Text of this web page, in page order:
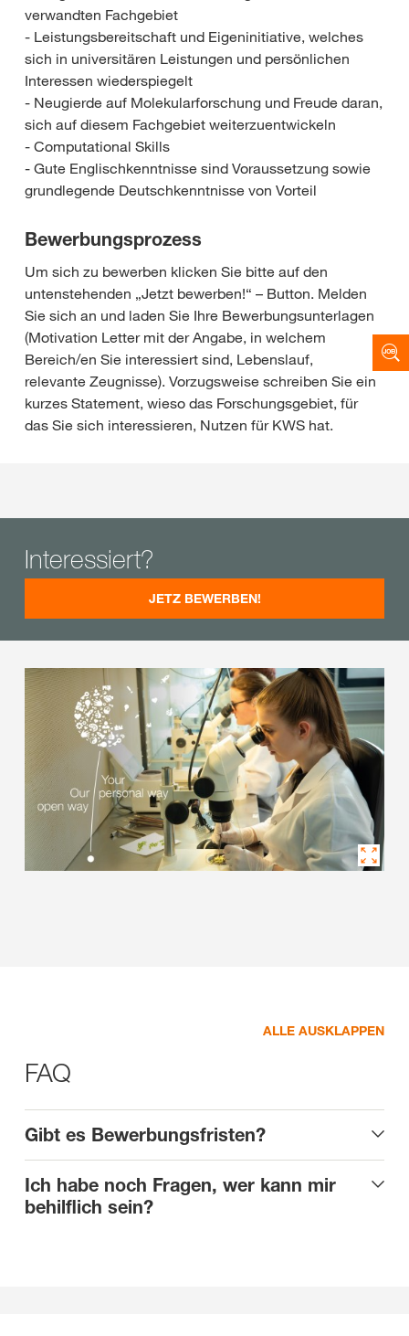
verwandten Fachgebiet
- Leistungsbereitschaft und Eigeninitiative, welches
sich in universitären Leistungen und persönlichen
Interessen wiederspiegelt
- Neugierde auf Molekularforschung und Freude daran,
sich auf diesem Fachgebiet weiterzuentwickeln
- Computational Skills
- Gute Englischkenntnisse sind Voraussetzung sowie
grundlegende Deutschkenntnisse von Vorteil
Bewerbungsprozess
Um sich zu bewerben klicken Sie bitte auf den
untenstehenden „Jetzt bewerben!“ – Button. Melden
Sie sich an und laden Sie Ihre Bewerbungsunterlagen
(Motivation Letter mit der Angabe, in welchem
Bereich/en Sie interessiert sind, Lebenslauf,
relevante Zeugnisse). Vorzugsweise schreiben Sie ein
kurzes Statement, wieso das Forschungsgebiet, für
das Sie sich interessieren, Nutzen für KWS hat.
Interessiert?
JETZ BEWERBEN!
ALLE AUSKLAPPEN
FAQ
Gibt es Bewerbungsfristen?
Ich habe noch Fragen, wer kann mir
behilflich sein?